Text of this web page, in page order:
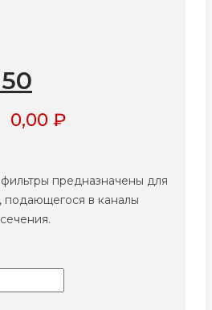
0,00 ₽
предназначены для
подающегося в каналы